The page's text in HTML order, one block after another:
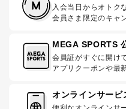
入会当日からオトク
会員さま限定のキャ
MEGA SPORTS
会員証がすぐに開け
アプリクーポンや最
オンラインサービ